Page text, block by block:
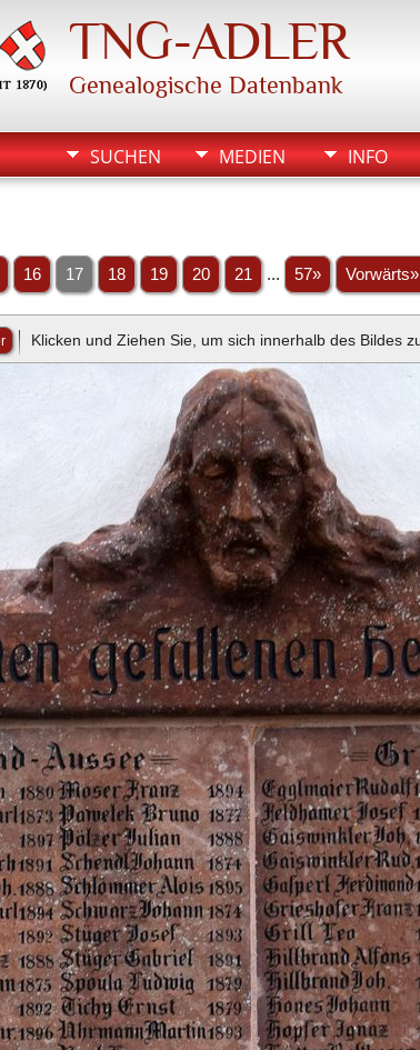
TNG-ADLER
Genealogische Datenbank
SUCHEN MEDIEN INFO
16 17 18 19 20 21 ... 57» Vorwärts»